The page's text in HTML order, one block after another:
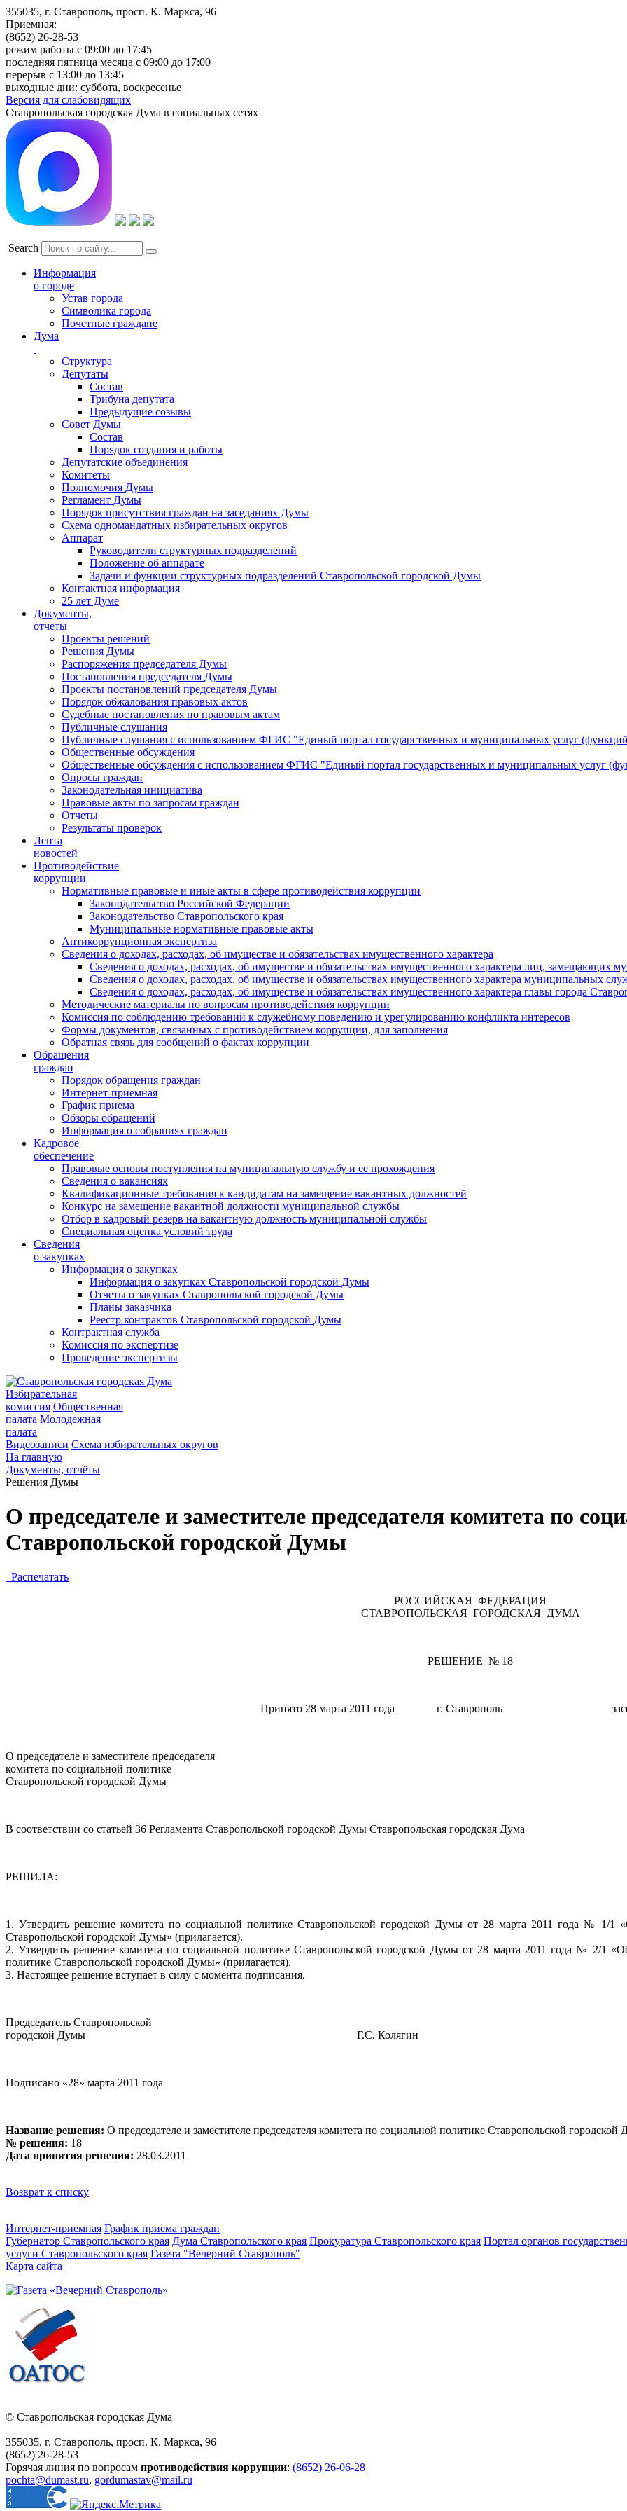
355035, г. Ставрополь, просп. К. Маркса, 96
Приемная:
(8652) 26-28-53
режим работы с 09:00 до 17:45
последняя пятница месяца с 09:00 до 17:00
перерыв с 13:00 до 13:45
выходные дни: суббота, воскресенье
Версия для слабовидящих
Ставропольская городская Дума в социальных сетях
Search
Информация
о городе
Устав города
Символика города
Почетные граждане
Дума
Структура
Депутаты
Состав
Трибуна депутата
Предыдущие созывы
Совет Думы
Состав
Порядок создания и работы
Депутатские объединения
Комитеты
Полномочия Думы
Регламент Думы
Порядок присутствия граждан на заседаниях Думы
Схема одномандатных избирательных округов
Аппарат
Руководители структурных подразделений
Положение об аппарате
Задачи и функции структурных подразделений Ставропольской городской Думы
Контактная информация
25 лет Думе
Документы,
отчеты
Проекты решений
Решения Думы
Распоряжения председателя Думы
Постановления председателя Думы
Проекты постановлений председателя Думы
Порядок обжалования правовых актов
Судебные постановления по правовым актам
Публичные слушания
Публичные слушания с использованием ФГИС "Единый портал государственных и муниципальных услуг
Общественные обсуждения
Общественные обсуждения с использованием ФГИС "Единый портал государственных и муниципальных услуг
Опросы граждан
Законодательная инициатива
Правовые акты по запросам граждан
Отчеты
Результаты проверок
Лента
новостей
Противодействие
коррупции
Нормативные правовые и иные акты в сфере противодействия коррупции
Законодательство Российской Федерации
Законодательство Ставропольского края
Муниципальные нормативные правовые акты
Антикоррупционная экспертиза
Сведения о доходах, расходах, об имуществе и обязательствах имущественного характера
Сведения о доходах, расходах, об имуществе и обязательствах имущественного характера лиц,
Сведения о доходах, расходах, об имуществе и обязательствах имущественного характера муниципальных
Сведения о доходах, расходах, об имуществе и обязательствах имущественного характера главы города
Методические материалы по вопросам противодействия коррупции
Комиссия по соблюдению требований к служебному поведению и урегулированию конфликта интересов
Формы документов, связанных с противодействием коррупции, для заполнения
Обратная связь для сообщений о фактах коррупции
Обращения
граждан
Порядок обращения граждан
Интернет-приемная
График приема
Обзоры обращений
Информация о собраниях граждан
Кадровое
обеспечение
Правовые основы поступления на муниципальную службу и ее прохождения
Сведения о вакансиях
Квалификационные требования к кандидатам на замещение вакантных должностей
Конкурс на замещение вакантной должности муниципальной службы
Отбор в кадровый резерв на вакантную должность муниципальной службы
Специальная оценка условий труда
Сведения
о закупках
Информация о закупках
Информация о закупках Ставропольской городской Думы
Отчеты о закупках Ставропольской городской Думы
Планы заказчика
Реестр контрактов Ставропольской городской Думы
Контрактная служба
Комиссия по экспертизе
Проведение экспертизы
Избирательная
комиссия Общественная
палата Молодежная
палата
Видеозаписи Схема избирательных округов
На главную
Документы, отчёты
Решения Думы
О председателе и заместителе председателя комитета по
Ставропольской городской Думы
Распечатать
РОССИЙСКАЯ ФЕДЕРАЦИЯ
СТАВРОПОЛЬСКАЯ ГОРОДСКАЯ ДУМА
РЕШЕНИЕ № 18
Принято 28 марта 2011 года г. Ставрополь
О председателе и заместителе председателя
комитета по социальной политике
Ставропольской городской Думы
В соответствии со статьей 36 Регламента Ставропольской городской Думы Ставропольская городская Дума
РЕШИЛА:
1. Утвердить решение комитета по социальной политике Ставропольской городской Думы от 28 марта 2011 года № 1/1
Ставропольской городской Думы» (прилагается).
2. Утвердить решение комитета по социальной политике Ставропольской городской Думы от 28 марта 2011 года № 2/1
политике Ставропольской городской Думы» (прилагается).
3. Настоящее решение вступает в силу с момента подписания.
Председатель Ставропольской
городской Думы Г.С. Колягин
Подписано «28» марта 2011 года
Название решения: О председателе и заместителе председателя комитета по социальной политике Ставропольской городской
№ решения: 18
Дата принятия решения: 28.03.2011
Возврат к списку
Интернет-приемная График приема граждан
Губернатор Ставропольского края Дума Ставропольского края Прокуратура Ставропольского края Портал органов
услуги Ставропольского края Газета "Вечерний Ставрополь"
Карта сайта
© Ставропольская городская Дума
355035, г. Ставрополь, просп. К. Маркса, 96
(8652) 26-28-53
Горячая линия по вопросам противодействия коррупции: (8652) 26-06-28
pochta@dumast.ru, gordumastav@mail.ru